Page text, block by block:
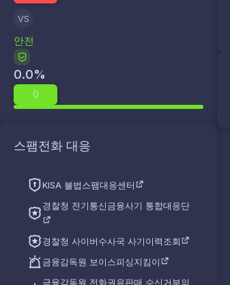
VS
안전
0.0%
0
스팸전화 대응
KISA 불법스팸대응센터
경찰청 전기통신금융사기 통합대응단
경찰청 사이버수사국 사기이력조회
금융감독원 보이스피싱지킴이
금융감독원 전화권유판매 수신거부의